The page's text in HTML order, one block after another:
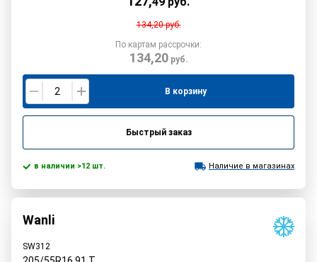
134,20руб.
По картам рассрочки:
134,20руб.
В корзину
Быстрый заказ
в наличии >12 шт. Наличие в магазинах
Wanli
SW312